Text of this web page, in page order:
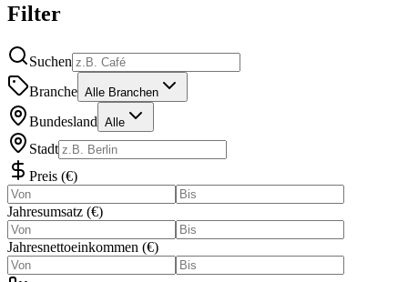
Filter
Suchen
Branche Alle Branchen
Bundesland Alle
Stadt
Preis (€)
Jahresumsatz (€)
Jahresnettoeinkommen (€)